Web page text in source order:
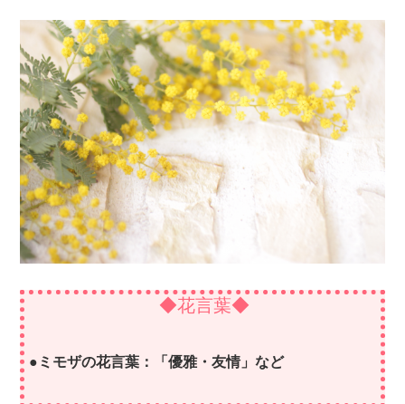
◆花言葉◆
●ミモザの花言葉：「優雅・友情」など